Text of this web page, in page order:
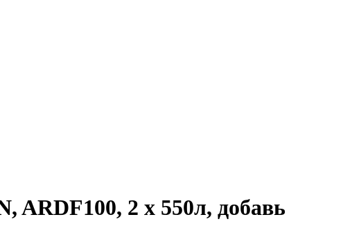
ARDF100, 2 х 550л, добавь